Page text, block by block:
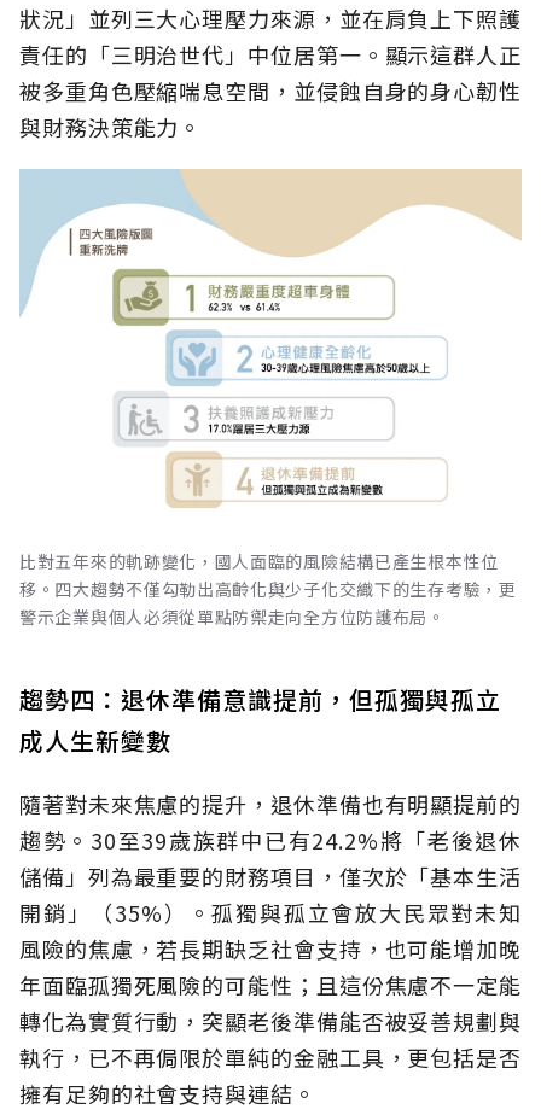
狀況」並列三大心理壓力來源，並在肩負上下照護
責任的「三明治世代」中位居第一。顯示這群人正
被多重角色壓縮喘息空間，並侵蝕自身的身心韌性
與財務決策能力。
比對五年來的軌跡變化，國人面臨的風險結構已產生根本性位
移。四大趨勢不僅勾勒出高齡化與少子化交織下的生存考驗，更
警示企業與個人必須從單點防禦走向全方位防護布局。
趨勢四：退休準備意識提前，但孤獨與孤立
成人生新變數
隨著對未來焦慮的提升，退休準備也有明顯提前的
趨勢。30至39歲族群中已有24.2%將「老後退休
儲備」列為最重要的財務項目，僅次於「基本生活
開銷」（35%）。孤獨與孤立會放大民眾對未知
風險的焦慮，若長期缺乏社會支持，也可能增加晚
年面臨孤獨死風險的可能性；且這份焦慮不一定能
轉化為實質行動，突顯老後準備能否被妥善規劃與
執行，已不再侷限於單純的金融工具，更包括是否
擁有足夠的社會支持與連結。